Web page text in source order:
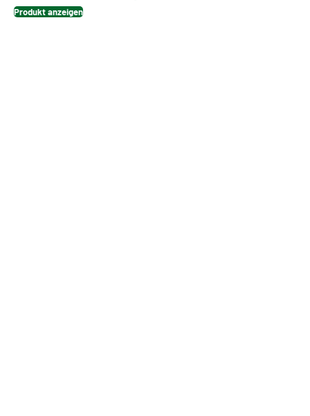
Produkt anzeigen